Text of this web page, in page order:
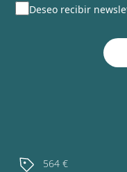
Deseo recibir
564 €